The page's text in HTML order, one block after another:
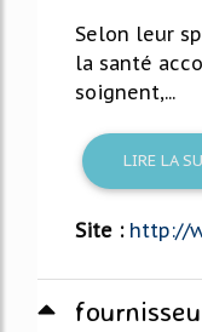
Selon leur
la santé
soignent,...
LIRE LA
Site : http://